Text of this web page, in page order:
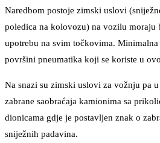
Naredbom postoje zimski uslovi
poledica na kolovozu) na vozilu moraju
upotrebu na svim točkovima. Minimalna
površini pneumatika koji se koriste u
Na snazi su zimski uslovi za vožnju pa
zabrane saobraćaja kamionima sa
dionicama gdje je postavljen znak o
sniježnih padavina.